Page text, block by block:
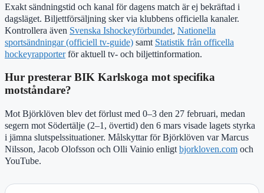
Exakt sändningstid och kanal för dagens match är ej bekräftad i
dagsläget. Biljettförsäljning sker via klubbens officiella kanaler.
Kontrollera även Svenska Ishockeyförbundet, Nationella
sportsändningar (officiell tv-guide) samt Statistik från officella
hockeyrapporterför aktuell tv- och biljettinformation.
Hur presterar BIK Karlskoga mot specifika
motståndare?
Mot Björklöven blev det förlust med 0–3 den 27 februari, medan
segern mot Södertälje (2–1, övertid) den 6 mars visade lagets styrka
i jämna slutspelssituationer. Målskyttar för Björklöven var Marcus
Nilsson, Jacob Olofsson och Olli Vainio enligtbjorkloven.com och
YouTube.